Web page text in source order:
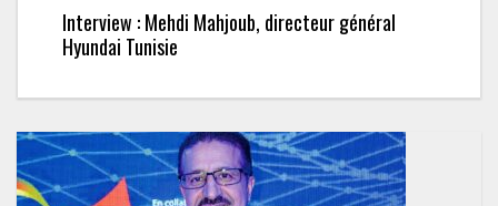
Interview : Mehdi Mahjoub, directeur général
Hyundai Tunisie